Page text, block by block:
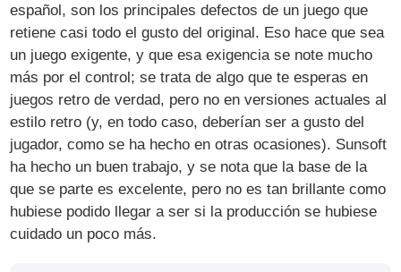
español, son los principales defectos de un juego que
retiene casi todo el gusto del original. Eso hace que sea
un juego exigente, y que esa exigencia se note mucho
más por el control; se trata de algo que te esperas en
juegos retro de verdad, pero no en versiones actuales al
estilo retro (y, en todo caso, deberían ser a gusto del
jugador, como se ha hecho en otras ocasiones). Sunsoft
ha hecho un buen trabajo, y se nota que la base de la
que se parte es excelente, pero no es tan brillante como
hubiese podido llegar a ser si la producción se hubiese
cuidado un poco más.